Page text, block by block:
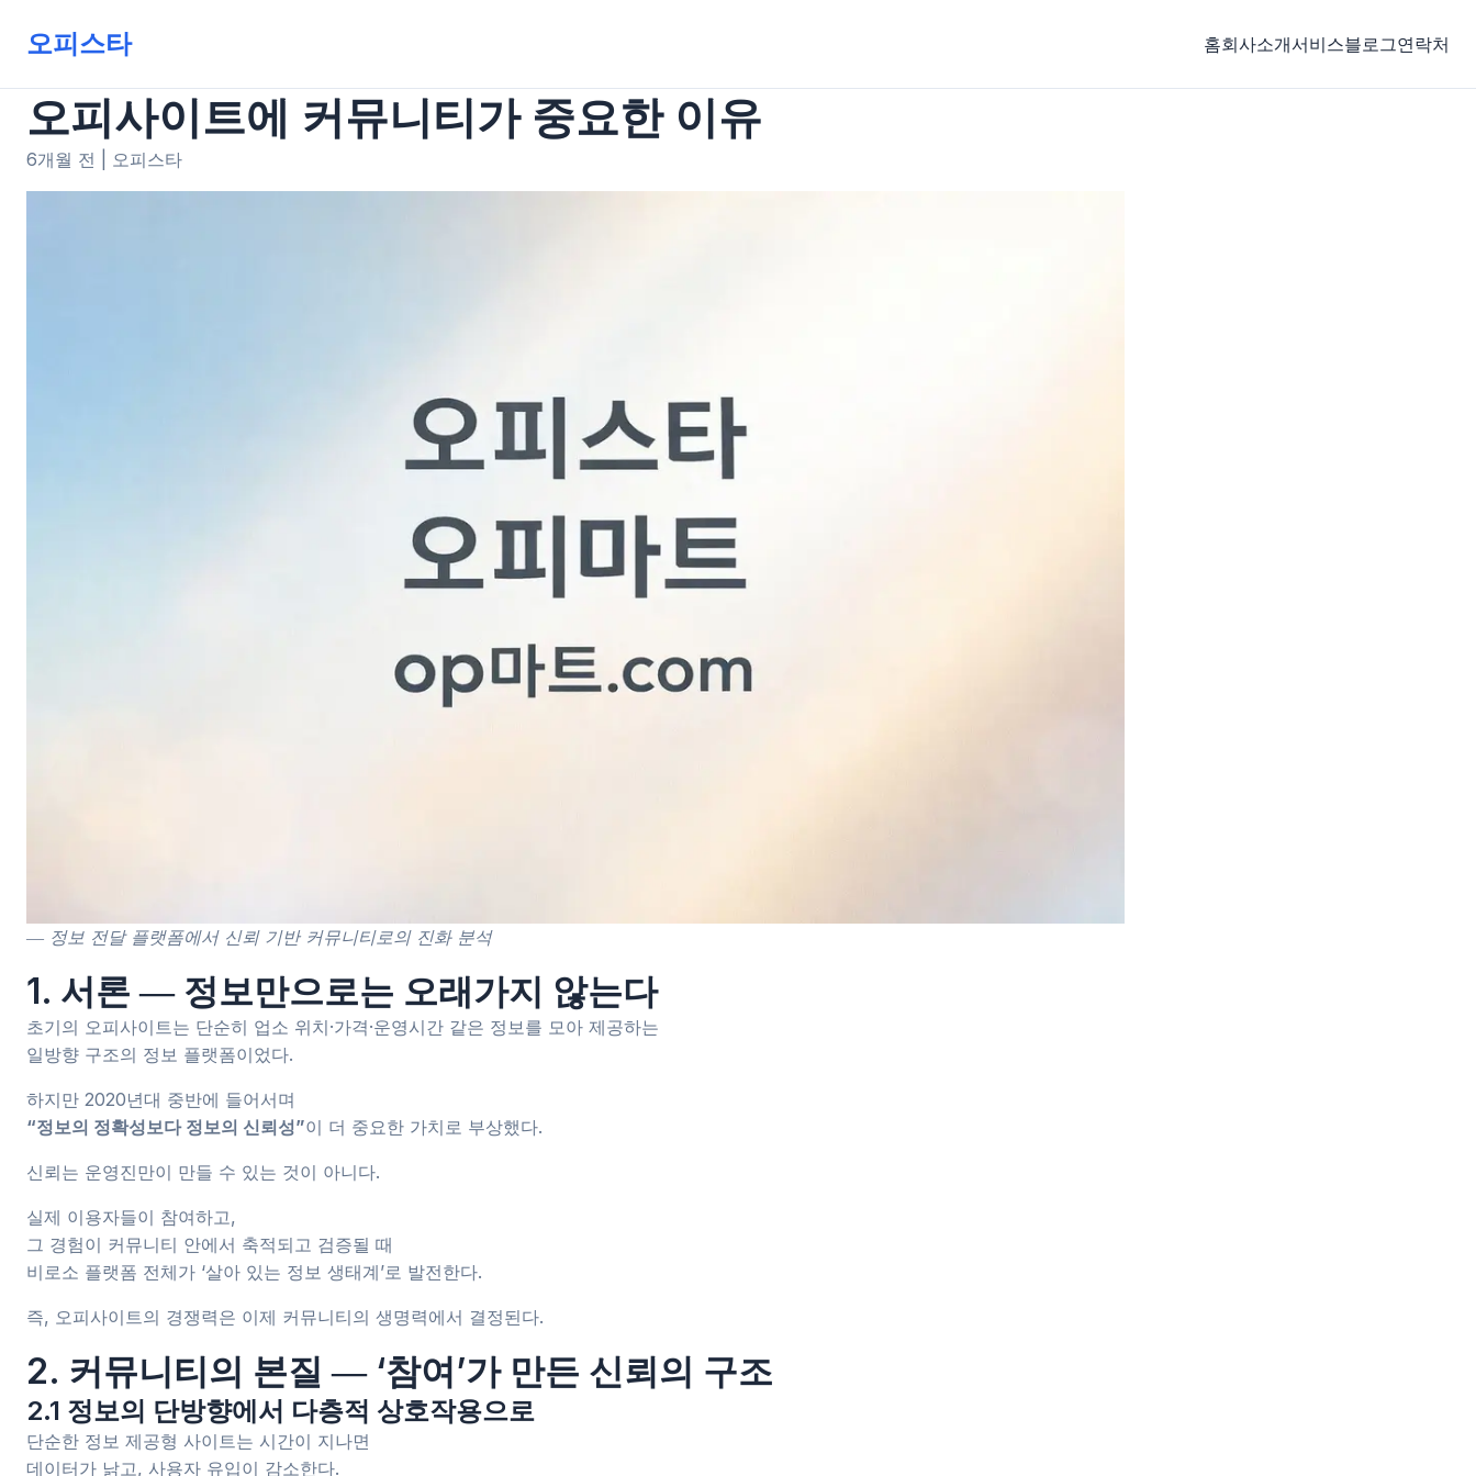
오피스타 홈회사소개서비스블로그연락처
오피사이트에 커뮤니티가 중요한 이유
6개월 전 오피스타
― 정보 전달 플랫폼에서 신뢰 기반 커뮤니티로의 진화 분석
1. 서론 ― 정보만으로는 오래가지 않는다
초기의 오피사이트는 단순히 업소 위치·가격·운영시간 같은 정보를 모아 제공하는
일방향 구조의 정보 플랫폼이었다.
하지만 2020년대 중반에 들어서며
“정보의 정확성보다 정보의 신뢰성”이 더 중요한 가치로 부상했다.
신뢰는 운영진만이 만들 수 있는 것이 아니다.
실제 이용자들이 참여하고,
그 경험이 커뮤니티 안에서 축적되고 검증될 때
비로소 플랫폼 전체가 ‘살아 있는 정보 생태계’로 발전한다.
즉, 오피사이트의 경쟁력은 이제 커뮤니티의 생명력에서 결정된다.
2. 커뮤니티의 본질 ― ‘참여’가 만든 신뢰의 구조
2.1 정보의 단방향에서 다층적 상호작용으로
단순한 정보 제공형 사이트는 시간이 지나면
데이터가 낡고, 사용자 유입이 감소한다.